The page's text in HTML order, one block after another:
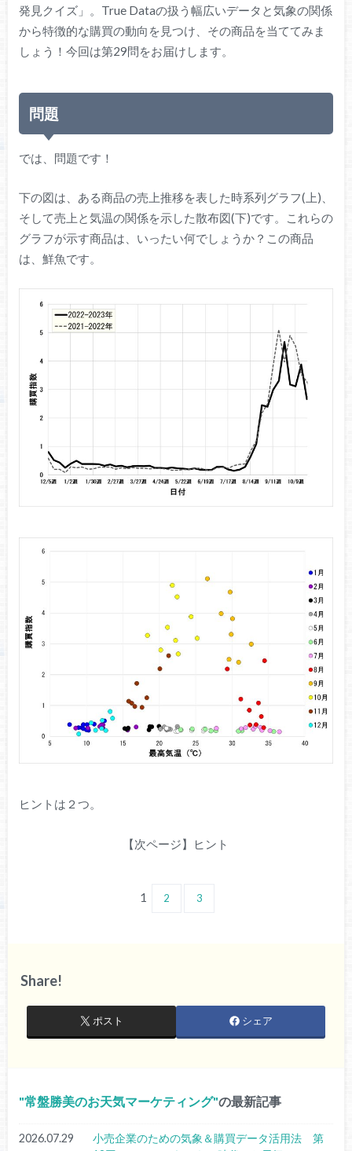
発見クイズ」。True Dataの扱う幅広いデータと気象の関係
から特徴的な購買の動向を見つけ、その商品を当ててみま
しょう！今回は第29問をお届けします。
問題
では、問題です！
下の図は、ある商品の売上推移を表した時系列グラフ(上)、
そして売上と気温の関係を示した散布図(下)です。これらの
グラフが示す商品は、いったい何でしょうか？この商品
は、鮮魚です。
ヒントは２つ。
【次ページ】ヒント
1 2 3
Share!
ポスト シェア
常盤勝美のお天気マーケティング の最新記事
2026.07.29
小売企業のための気象＆購買データ活用法 第